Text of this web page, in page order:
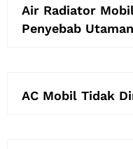
Air Radiator
Penyebab
AC Mobil Tidak